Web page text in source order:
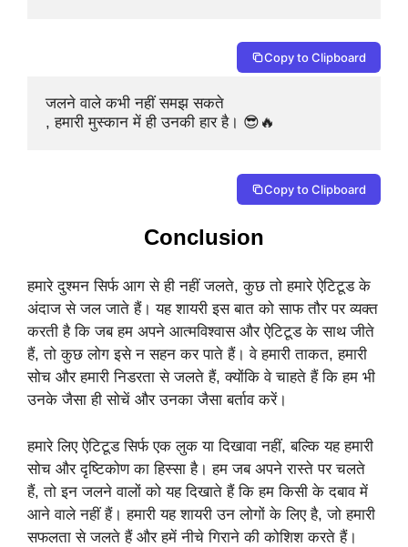
Copy to Clipboard
जलने वाले कभी नहीं समझ सकते
, हमारी मुस्कान में ही उनकी हार है। 😎🔥
Copy to Clipboard
Conclusion
हमारे दुश्मन सिर्फ आग से ही नहीं जलते, कुछ तो हमारे ऐटिटूड के
अंदाज से जल जाते हैं। यह शायरी इस बात को साफ तौर पर व्यक्त
करती है कि जब हम अपने आत्मविश्वास और ऐटिटूड के साथ जीते
हैं, तो कुछ लोग इसे न सहन कर पाते हैं। वे हमारी ताकत, हमारी
सोच और हमारी निडरता से जलते हैं, क्योंकि वे चाहते हैं कि हम भी
उनके जैसा ही सोचें और उनका जैसा बर्ताव करें।
हमारे लिए ऐटिटूड सिर्फ एक लुक या दिखावा नहीं, बल्कि यह हमारी
सोच और दृष्टिकोण का हिस्सा है। हम जब अपने रास्ते पर चलते
हैं, तो इन जलने वालों को यह दिखाते हैं कि हम किसी के दबाव में
आने वाले नहीं हैं। हमारी यह शायरी उन लोगों के लिए है, जो हमारी
सफलता से जलते हैं और हमें नीचे गिराने की कोशिश करते हैं।